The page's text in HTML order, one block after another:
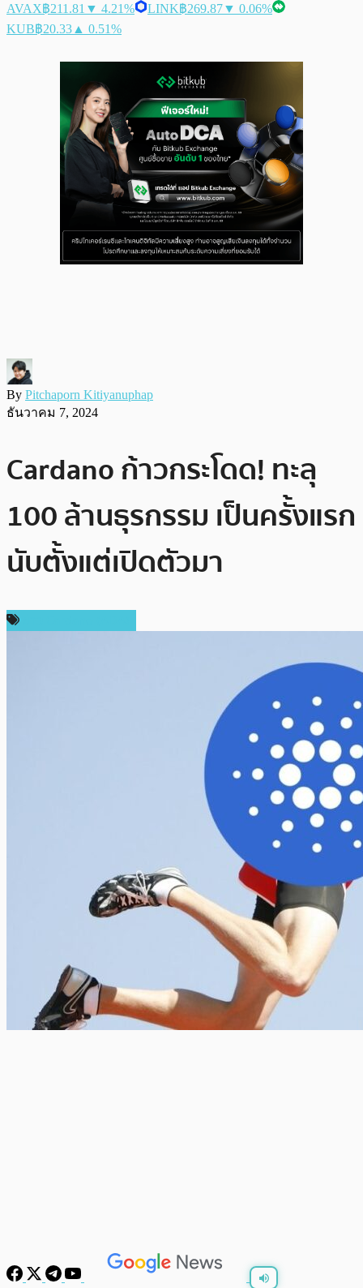
AVAX฿211.81 ▼ 4.21% LINK฿269.87▼ 0.06%
KUB฿20.33 ▲ 0.51%
By Pitchaporn Kitiyanuphap
ธันวาคม 7, 2024
Cardano ก้าวกระโดด! ทะลุ
100 ล้านธุรกรรม เป็นครั้งแรก
นับตั้งแต่เปิดตัวมา